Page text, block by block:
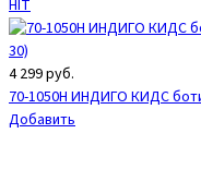
HIT
4 299руб.
70-1050H ИНДИГО КИДС
Добавить